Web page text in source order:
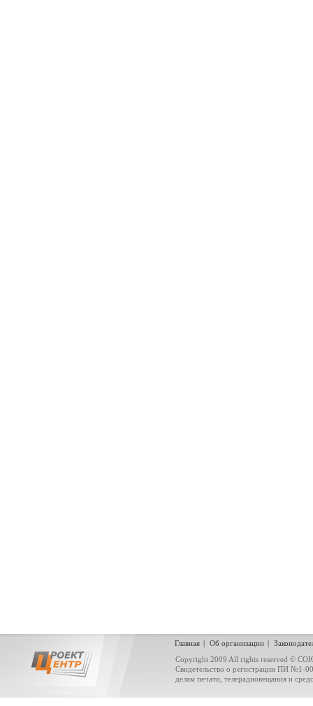
Главная | Об организации |
Copyright 2009 All rights reserved ©
Свидетельство о регистрации ПИ
делам печати, телерадиовещания и